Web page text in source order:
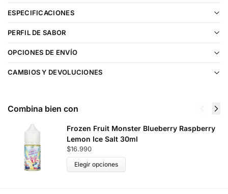
ESPECIFICACIONES
PERFIL DE SABOR
OPCIONES DE ENVÍO
CAMBIOS Y DEVOLUCIONES
Combina bien con
Frozen Fruit Monster Blueberry Raspberry
Lemon Ice Salt 30ml
$16.990
Elegir opciones